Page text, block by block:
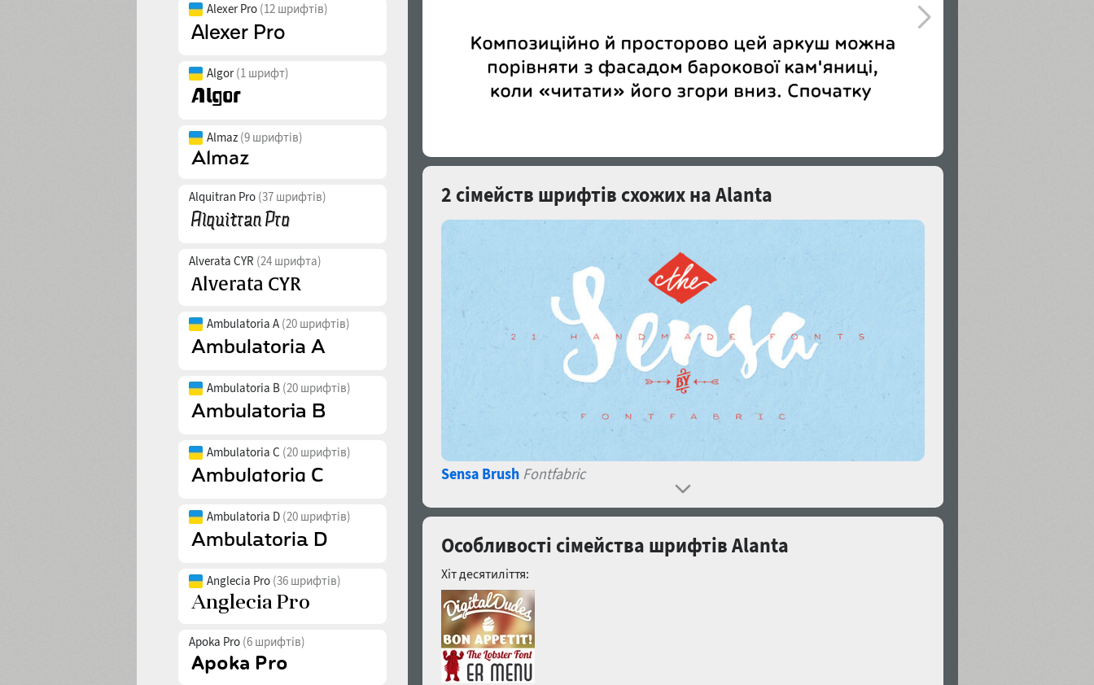
Alexer Pro (12 шрифтів)
Algor(1 шрифт)
Almaz (9 шрифтів)
Alquitran Pro (37 шрифтів)
Alverata CYR (24 шрифта)
Ambulatoria A (20 шрифтів)
Ambulatoria B (20 шрифтів)
Ambulatoria C (20 шрифтів)
Ambulatoria D (20 шрифтів)
Anglecia Pro (36 шрифтів)
Apoka Pro (6 шрифтів)
2 сімейств шрифтів схожих на Alanta
Sensa Brush Fontfabric
Особливості сімейства шрифтів Alanta
Хіт десятиліття: